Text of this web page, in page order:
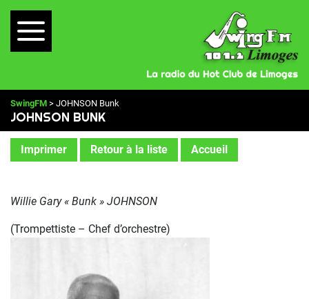
SwingFM > JOHNSON Bunk
JOHNSON BUNK
Imprimer Retour à la liste Accueil
Willie Gary « Bunk » JOHNSON
(Trompettiste – Chef d’orchestre)